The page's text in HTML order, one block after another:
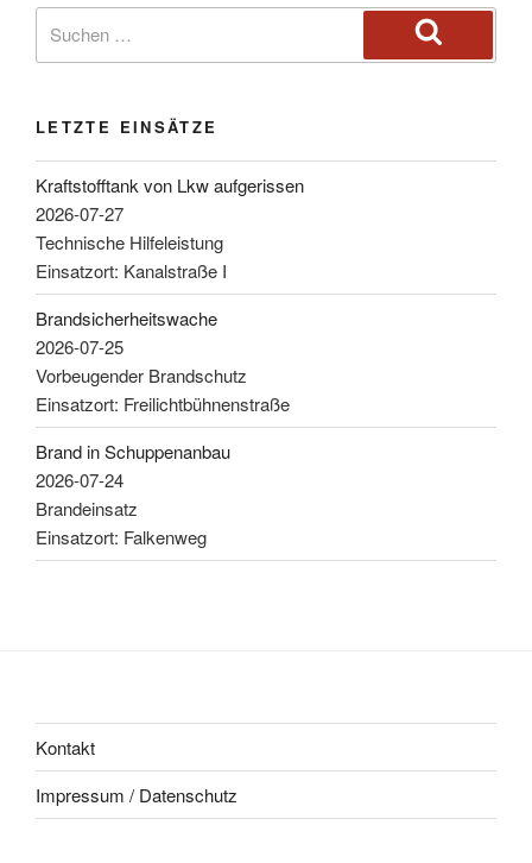
LETZTE EINSÄTZE
Kraftstofftank von Lkw aufgerissen
2026-07-27
Technische Hilfeleistung
Einsatzort: Kanalstraße I
Brandsicherheitswache
2026-07-25
Vorbeugender Brandschutz
Einsatzort: Freilichtbühnenstraße
Brand in Schuppenanbau
2026-07-24
Brandeinsatz
Einsatzort: Falkenweg
Kontakt
Impressum / Datenschutz